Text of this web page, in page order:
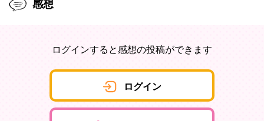
感想
ログインすると感想の投稿ができます
ログイン